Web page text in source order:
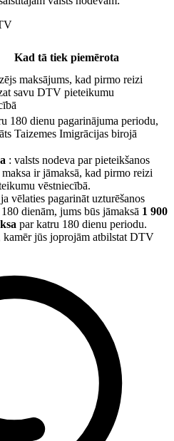
Kad tā tiek piemērota
maksājums, kad pirmo reizi
savu DTV pieteikumu
180 dienu pagarinājuma periodu,
Taizemes Imigrācijas birojā
: valsts nodeva par pieteikšanos
maksa ir jāmaksā, kad pirmo reizi
vēstniecībā.
vēlaties pagarināt uzturēšanos
dienām, jums būs jāmaksā 1 900
par katru 180 dienu periodu.
kamēr jūs joprojām atbilstat DTV